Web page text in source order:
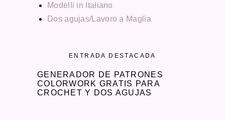
Modelli in Italiano
Dos agujas/Lavoro a Maglia
ENTRADA DESTACADA
GENERADOR DE PATRONES
COLORWORK GRATIS PARA
CROCHET Y DOS AGUJAS